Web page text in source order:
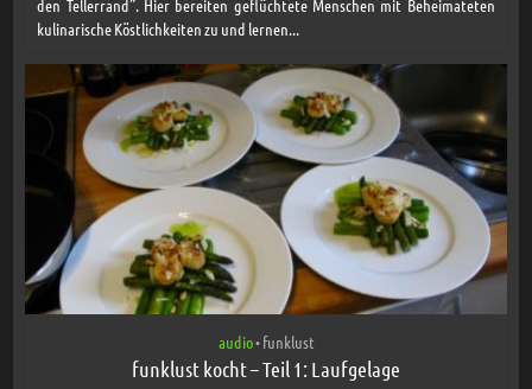
den Tellerrand”. Hier bereiten geflüchtete Menschen mit Beheimateten
kulinarische Köstlichkeiten zu und lernen...
audio• funklust
funklust kocht – Teil 1: Laufgelage